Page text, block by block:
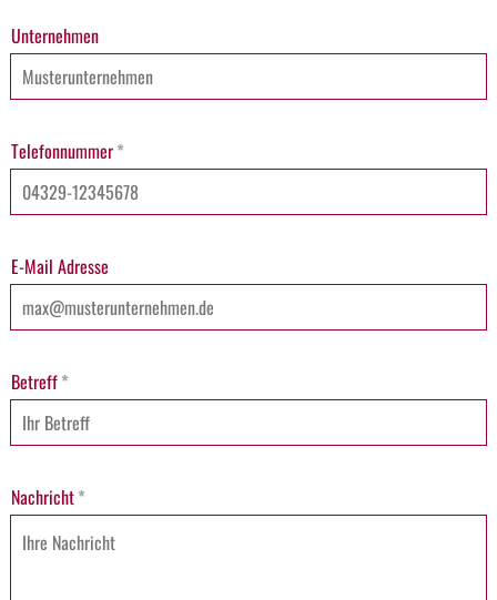
Unternehmen
Telefonnummer*
E-Mail Adresse
Betreff*
Nachricht*